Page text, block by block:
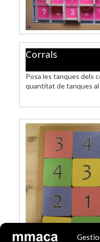
Corrals
Posa les tanques dels
quantitat de tanques